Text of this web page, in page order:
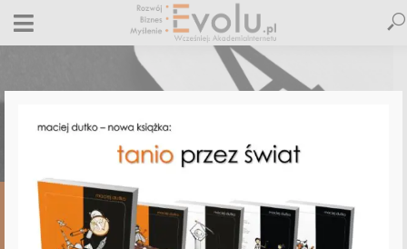
DUTKO POLECA: , E-BIZNES,E-MARKETING,ETYKA BIZNESU,
KONKURENCJA ,OBSŁUGA E-KLIENTA,ROZWÓJ OSOBISTY